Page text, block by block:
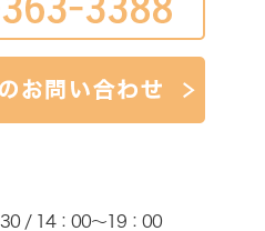
/ 14：00～19：00